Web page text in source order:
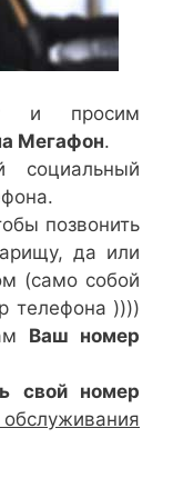
и просим
Мегафон.
позвонить
да или
(само собой
телефона ))))
Ваш номер
свой номер